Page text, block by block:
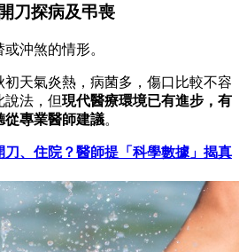
刀探病及弔喪
沖煞的情形。
初天氣炎熱，病菌多，傷口比較不容
說法，但現代醫療環境已有進步，有
從專業醫師建議。
刀、住院？醫師提「科學數據」揭真